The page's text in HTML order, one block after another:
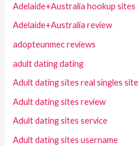
Adelaide+Australia hookup sites
Adelaide+Australia review
adopteunmec reviews
adult dating dating
Adult dating sites real singles site
Adult dating sites review
Adult dating sites service
Adult dating sites username